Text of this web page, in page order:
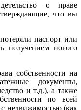
о праве
что вы
паспорт или
получением нового
собственности на
документы,
и т.д.), а также
по всей
недвижимостью (как